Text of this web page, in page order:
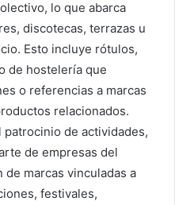
lo que abarca
discotecas, terrazas u
Esto incluye rótulos,
de hostelería que
o referencias a marcas
relacionados.
de actividades,
de empresas del
de marcas vinculadas a
festivales,